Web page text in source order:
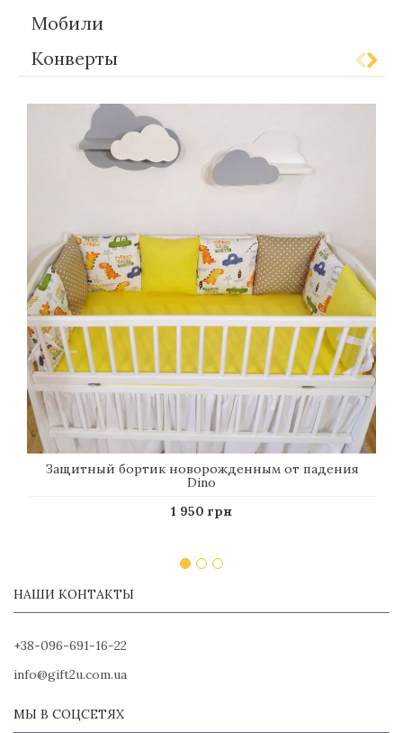
Мобили
Конверты
Защитный бортик новорожденным от падения
Dino
1 950 грн
НАШИ КОНТАКТЫ
+38-096-691-16-22
info@gift2u.com.ua
МЫ В СОЦСЕТЯХ